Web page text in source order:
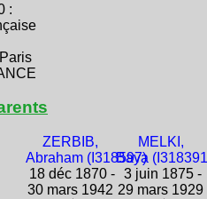
:
ZERBIB,
Abraham (I318597)
18 déc 1870 -
30 mars 1942
MELKI,
Baya
3 juin 1875 -
29 mars 1929